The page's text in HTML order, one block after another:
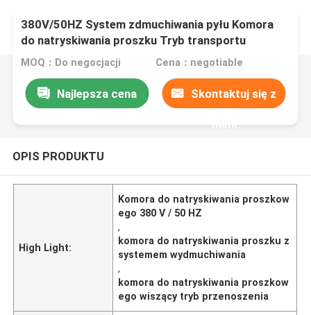
380V/50HZ System zdmuchiwania pyłu Komora
do natryskiwania proszku Tryb transportu
wiszącego
MOQ：Do negocjacji Cena：negotiable
Najlepsza cena Skontaktuj się z
nami
OPIS PRODUKTU
High Light:
Komora do natryskiwania proszkow
ego 380 V / 50 HZ
,
komora do natryskiwania proszku z
systemem wydmuchiwania
,
komora do natryskiwania proszkow
ego wiszący tryb przenoszenia